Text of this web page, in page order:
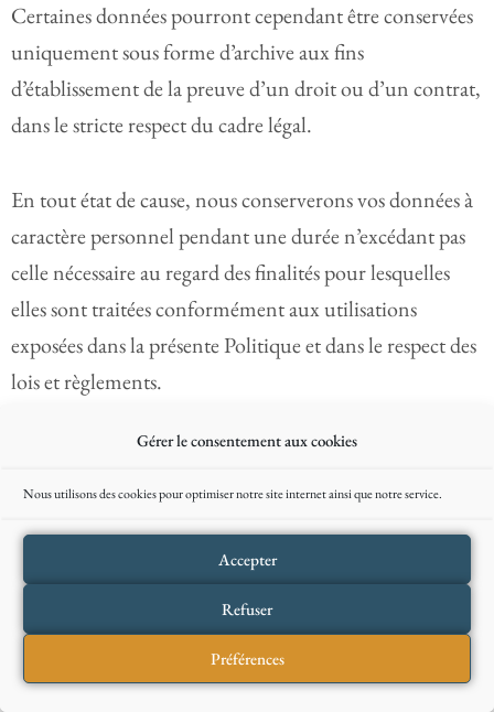
Gérer le consentement aux cookies
Nous utilisons des cookies pour optimiser notre site internet ainsi que notre service.
Accepter
Refuser
Préférences
Certaines données pourront cependant être conservées
uniquement sous forme d’archive aux fins
d’établissement de la preuve d’un droit ou d’un contrat,
dans le stricte respect du cadre légal.
En tout état de cause, nous conserverons vos données à
caractère personnel pendant une durée n’excédant pas
celle nécessaire au regard des finalités pour lesquelles
elles sont traitées conformément aux utilisations
exposées dans la présente Politique et dans le respect des
lois et règlements.
5.1 Définition
Un cookie est un fichier susceptible d’être déposé dans
un terminal lors de la consultation d’un service en ligne
avec un logiciel de navigation. Un fichier cookie permet